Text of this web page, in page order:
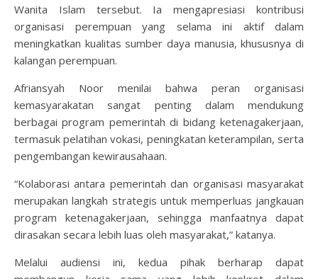
Wanita Islam tersebut. Ia mengapresiasi kontribusi
organisasi perempuan yang selama ini aktif dalam
meningkatkan kualitas sumber daya manusia, khususnya di
kalangan perempuan.
Afriansyah Noor menilai bahwa peran organisasi
kemasyarakatan sangat penting dalam mendukung
berbagai program pemerintah di bidang ketenagakerjaan,
termasuk pelatihan vokasi, peningkatan keterampilan, serta
pengembangan kewirausahaan.
“Kolaborasi antara pemerintah dan organisasi masyarakat
merupakan langkah strategis untuk memperluas jangkauan
program ketenagakerjaan, sehingga manfaatnya dapat
dirasakan secara lebih luas oleh masyarakat,” katanya.
Melalui audiensi ini, kedua pihak berharap dapat